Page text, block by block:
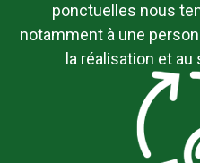
ponctuelles nous
notamment à une
la réalisation et